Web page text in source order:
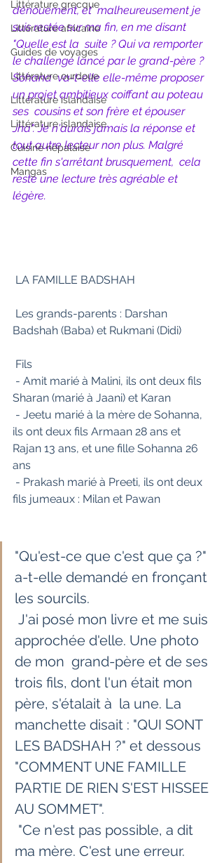
Littérature grecque
Littérature africaine
Guides de voyages
Littérature ourdoue
Littérature islandaise
Littérature islandaise
Cuisine népalaise
Mangas
dénouement, et  malheureusement je
suis restée sur ma fin, en me disant
"Quelle est la  suite ? Qui va remporter
le challenge lancé par le grand-père ?
Sohana  va-t-elle elle-même proposer
un projet ambitieux coiffant au poteau
ses  cousins et son frère et épouser
Jha". Je n'aurais jamais la réponse et
tout autre lecteur non plus. Malgré
cette fin s'arrêtant brusquement,  cela
reste une lecture très agréable et
légère.
LA FAMILLE BADSHAH
Badshah (Baba) et Rukmani (Didi)
Fils
Sharan (marié à Jaani) et Karan
ils ont deux fils Armaan 28 ans et
Rajan 13 ans, et une fille Sohanna 26
ans
fils jumeaux : Milan et Pawan
"Qu'est-ce que c'est que ça ?"
a-t-elle demandé en fronçant
les sourcils.
approchée d'elle. Une photo
de mon  grand-père et de ses
trois fils, dont l'un était mon
père, s'étalait à  la une. La
manchette disait : "QUI SONT
LES BADSHAH ?" et dessous
"COMMENT UNE FAMILLE
PARTIE DE RIEN S'EST HISSEE
AU SOMMET".
ma mère. C'est une erreur.